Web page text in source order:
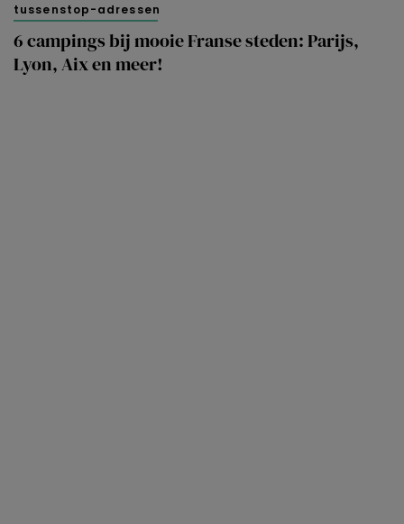
tussenstop-adressen
6 campings bij mooie Franse steden: Parijs,
Lyon, Aix en meer!